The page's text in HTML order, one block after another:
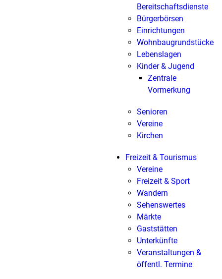
Bereitschaftsdienste
Bürgerbörsen
Einrichtungen
Wohnbaugrundstücke
Lebenslagen
Kinder & Jugend
Zentrale
Vormerkung
Senioren
Vereine
Kirchen
Freizeit & Tourismus
Vereine
Freizeit & Sport
Wandern
Sehenswertes
Märkte
Gaststätten
Unterkünfte
Veranstaltungen &
öffentl. Termine